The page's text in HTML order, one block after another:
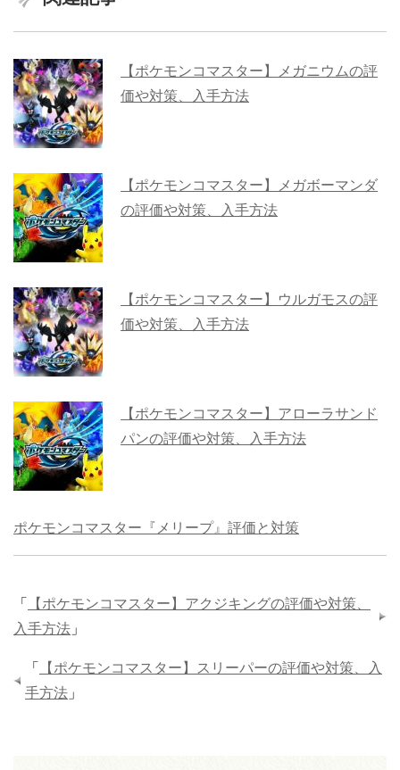
【ポケモンコマスター】メガニウムの評
価や対策、入手方法
【ポケモンコマスター】メガボーマンダ
の評価や対策、入手方法
【ポケモンコマスター】ウルガモスの評
価や対策、入手方法
【ポケモンコマスター】アローラサンド
パンの評価や対策、入手方法
ポケモンコマスター『メリープ』評価と対策
「
【ポケモンコマスター】アクジキングの評価や対策、
入手方法 」
「
【ポケモンコマスター】スリーパーの評価や対策、入
手方法 」